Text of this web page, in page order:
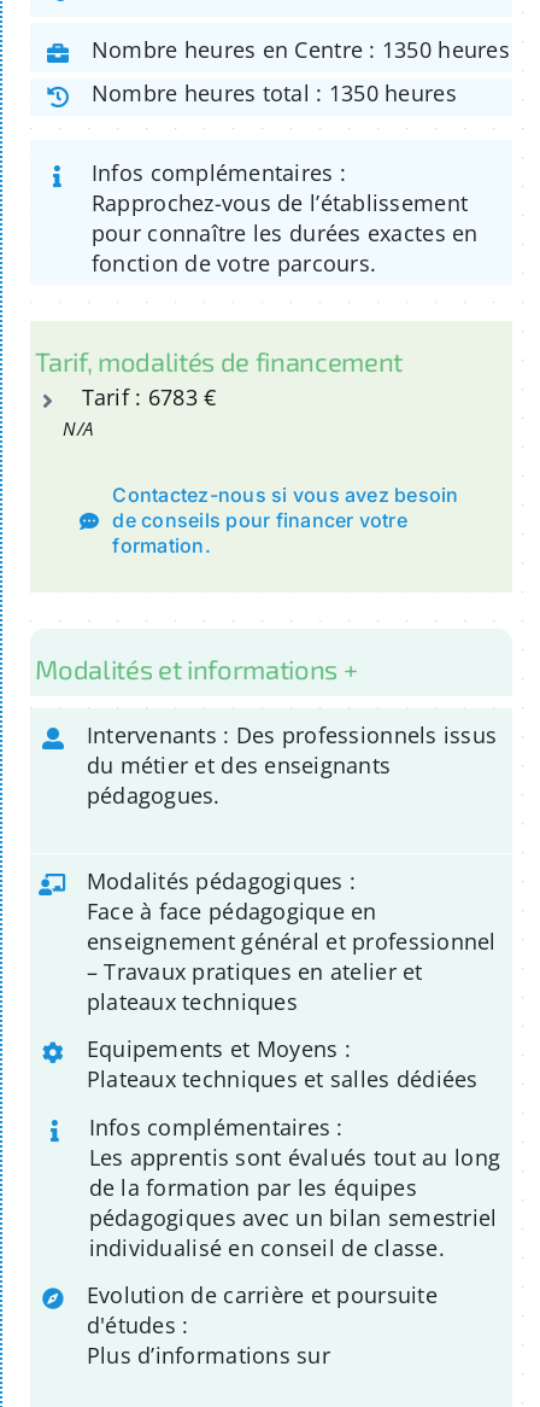
Nombre heures en Centre : 1350 heures
Nombre heures total : 1350 heures
Infos complémentaires :
Rapprochez-vous de l’établissement
pour connaître les durées exactes en
fonction de votre parcours.
Tarif, modalités de financement
Tarif : 6783 €
N/A
Contactez-nous si vous avez besoin
de conseils pour financer votre
formation.
Modalités et informations +
Intervenants : Des professionnels issus
du métier et des enseignants
pédagogues.
Modalités pédagogiques :
Face à face pédagogique en
enseignement général et professionnel
– Travaux pratiques en atelier et
plateaux techniques
Equipements et Moyens :
Plateaux techniques et salles dédiées
Infos complémentaires :
Les apprentis sont évalués tout au long
de la formation par les équipes
pédagogiques avec un bilan semestriel
individualisé en conseil de classe.
Evolution de carrière et poursuite
d'études :
Plus d’informations sur